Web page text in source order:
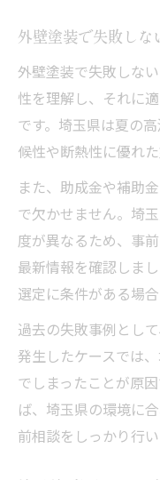
外壁塗装の
埼玉県で
外壁塗装の
よう
外壁塗装の
ツ
外壁塗装で
外壁塗装で失敗しな
外壁塗装で失敗しな
性を理解し、それに
です。埼玉県は夏の
候性や断熱性に優れ
また、助成金や補助
で欠かせません。埼
度が異なるため、事
最新情報を確認しま
選定に条件がある場
過去の失敗事例とし
発生したケースでは
でしまったことが原
ば、埼玉県の環境に
前相談をしっかり行い